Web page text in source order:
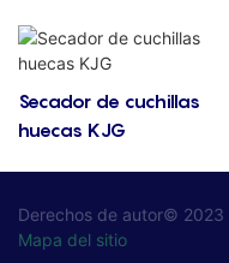
Secador de cuchillas
huecas KJG
Derechos de autor© 2023
Mapa del sitio